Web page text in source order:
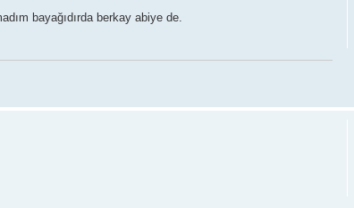
bayağıdırda berkay abiye de.